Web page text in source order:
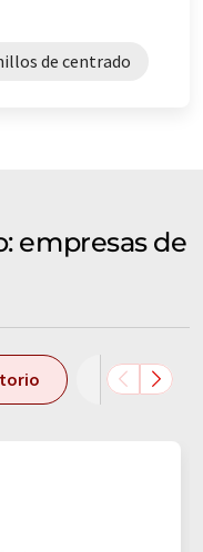
de centrado
empresas de